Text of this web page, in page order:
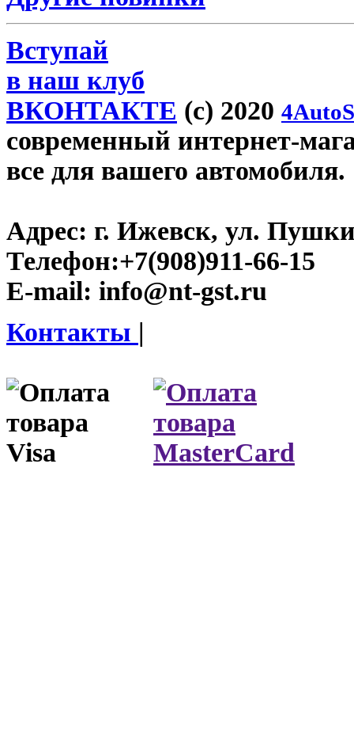
Вступай
в наш клуб
ВКОНТАКТЕ (c) 2020
современный интернет-
все для вашего автомобиля.
Адрес: г. Ижевск, ул.
Телефон:+7(908)911-66-15
E-mail: info@nt-gst.ru
Контакты |